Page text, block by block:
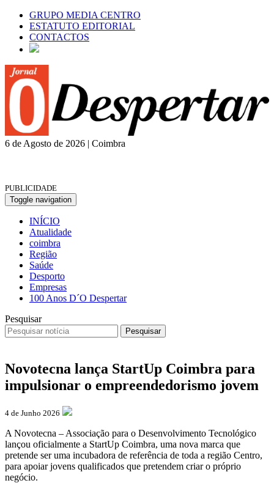
GRUPO MEDIA CENTRO
ESTATUTO EDITORIAL
CONTACTOS
6 de Agosto de 2026 | Coimbra
PUBLICIDADE
Toggle navigation
INÍCIO
Atualidade
coimbra
Região
Saúde
Desporto
Empresas
100 Anos D´O Despertar
Pesquisar
Pesquisar
Novotecna lança StartUp Coimbra para
impulsionar o empreendedorismo jovem
4 de Junho 2026
A Novotecna – Associação para o Desenvolvimento Tecnológico
lançou oficialmente a StartUp Coimbra, uma nova marca que
pretende ser uma incubadora de referência de toda a região Centro,
para apoiar jovens qualificados que pretendem criar o próprio
negócio.